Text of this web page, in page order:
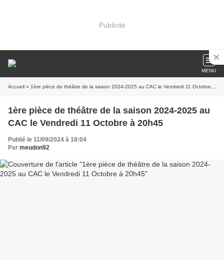
Publicité
MENU
Accueil » 1ère pièce de théâtre de la saison 2024-2025 au CAC le Vendredi 11 Octobre à 20h45
1ère pièce de théâtre de la saison 2024-2025 au
CAC le Vendredi 11 Octobre à 20h45
Publié le 11/09/2024 à 18:04
Par meudon92